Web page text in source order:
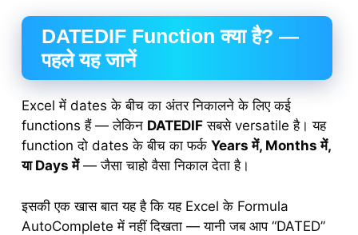
DATEDIF Function क्या है? —
पहले यह जानें
Excel में dates के बीच का अंतर निकालने के लिए कई
functions हैं — लेकिन DATEDIF सबसे versatile है। यह
function दो dates के बीच का फर्क Years में, Months में,
या Days में— जैसा चाहो वैसा निकाल देता है।
इसकी एक खास बात यह है कि यह Excel के Formula
AutoComplete में नहीं दिखता — यानी जब आप “DATED”